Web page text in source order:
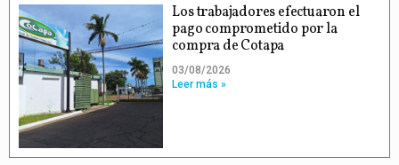
Los trabajadores efectuaron el
pago comprometido por la
compra de Cotapa
03/08/2026
Leer más »